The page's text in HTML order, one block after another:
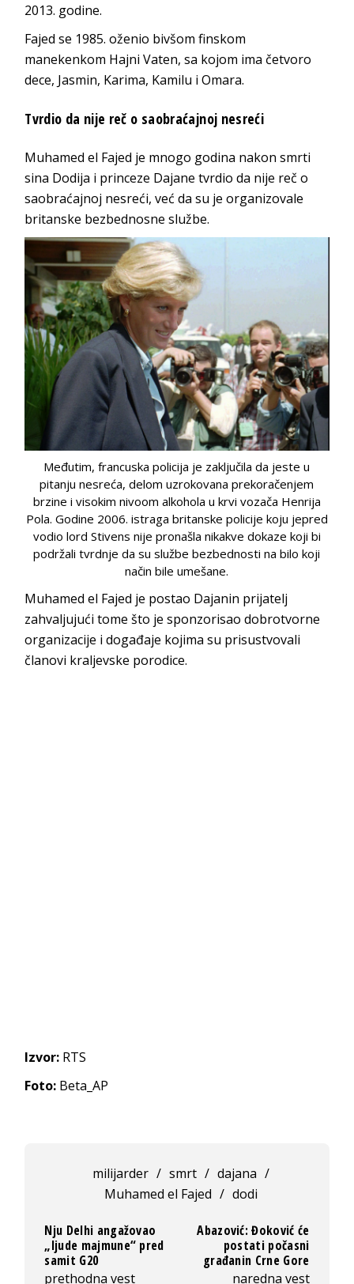
2013. godine.
Fajed se 1985. oženio bivšom finskom
manekenkom Hajni Vaten, sa kojom ima četvoro
dece, Jasmin, Karima, Kamilu i Omara.
Tvrdio da nije reč o saobraćajnoj nesreći
Muhamed el Fajed je mnogo godina nakon smrti
sina Dodija i princeze Dajane tvrdio da nije reč o
saobraćajnoj nesreći, već da su je organizovale
britanske bezbednosne službe.
Međutim, francuska policija je zaključila da jeste u
pitanju nesreća, delom uzrokovana prekoračenjem
brzine i visokim nivoom alkohola u krvi vozača Henrija
Pola. Godine 2006. istraga britanske policije koju jepred
vodio lord Stivens nije pronašla nikakve dokaze koji bi
podržali tvrdnje da su službe bezbednosti na bilo koji
način bile umešane.
Muhamed el Fajed je postao Dajanin prijatelj
zahvaljujući tome što je sponzorisao dobrotvorne
organizacije i događaje kojima su prisustvovali
članovi kraljevske porodice.
Izvor: RTS
Foto: Beta_AP
milijarder / smrt / dajana /
Muhamed el Fajed / dodi
Nju Delhi angažovao
„ljude majmune“ pred
samit G20
prethodna vest
Abazović: Đoković će
postati počasni
građanin Crne Gore
naredna vest